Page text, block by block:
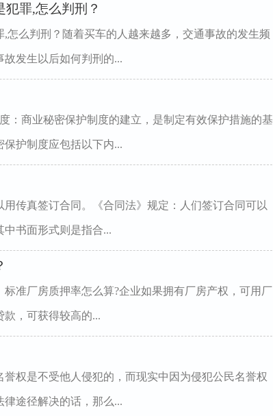
罪,怎么判刑？
怎么判刑？随着买车的人越来越多，交通事故的发生频
发生以后如何判刑的...
：商业秘密保护制度的建立，是制定有效保护措施的基
护制度应包括以下内...
传真签订合同。《合同法》规定：人们签订合同可以
书面形式则是指合...
准厂房质押率怎么算?企业如果拥有厂房产权，可用厂
款，可获得较高的...
权是不受他人侵犯的，而现实中因为侵犯公民名誉权
途径解决的话，那么...